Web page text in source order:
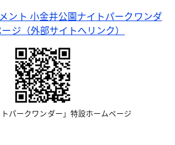
ント 小金井公園ナイトパークワンダ
ジ（外部サイトへリンク）
トパークワンダー」特設ホームページ